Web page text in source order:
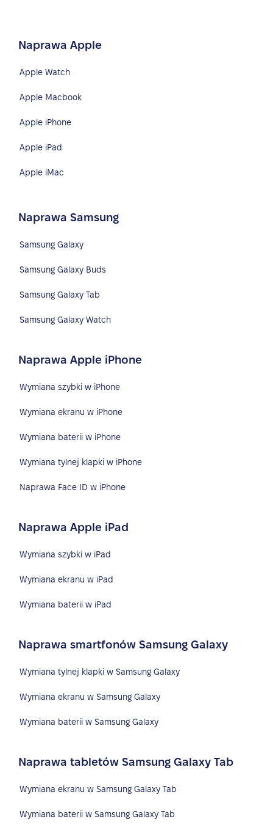
Naprawa Apple
Apple Watch
Apple Macbook
Apple iPhone
Apple iPad
Apple iMac
Naprawa Samsung
Samsung Galaxy
Samsung Galaxy Buds
Samsung Galaxy Tab
Samsung Galaxy Watch
Naprawa Apple iPhone
Wymiana szybki w iPhone
Wymiana ekranu w iPhone
Wymiana baterii w iPhone
Wymiana tylnej klapki w iPhone
Naprawa Face ID w iPhone
Naprawa Apple iPad
Wymiana szybki w iPad
Wymiana ekranu w iPad
Wymiana baterii w iPad
Naprawa smartfonów Samsung Galaxy
Wymiana tylnej klapki w Samsung Galaxy
Wymiana ekranu w Samsung Galaxy
Wymiana baterii w Samsung Galaxy
Naprawa tabletów Samsung Galaxy Tab
Wymiana ekranu w Samsung Galaxy Tab
Wymiana baterii w Samsung Galaxy Tab